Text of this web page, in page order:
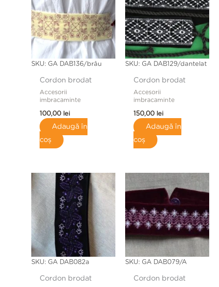
SKU: GA DAB136/brâu
Cordon brodat
Accesorii
imbracaminte
100,00 lei
Adaugă în
coș
SKU: GA DAB129/dantelat
Cordon brodat
Accesorii
imbracaminte
150,00 lei
Adaugă în
coș
SKU: GA DAB082a
Cordon brodat
SKU: GA DAB079/A
Cordon brodat